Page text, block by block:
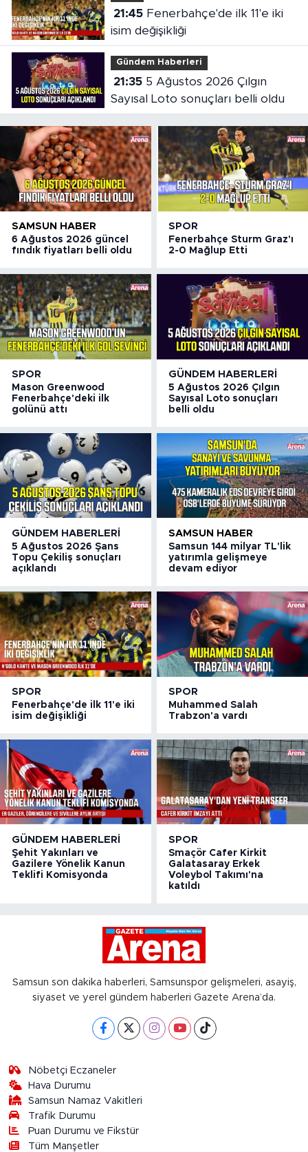
21:45Fenerbahçe'de ilk 11'e iki
isim değişikliği
Gündem Haberleri
21:355 Ağustos 2026 Çılgın
Sayısal Loto sonuçları belli oldu
SAMSUN HABER
6 Ağustos 2026 güncel
fındık fiyatları belli oldu
SPOR
Fenerbahçe Sturm Graz'ı
2-0 Mağlup Etti
SPOR
Mason Greenwood
Fenerbahçe'deki ilk
golünü attı
GÜNDEM HABERLERI
5 Ağustos 2026 Çılgın
Sayısal Loto sonuçları
belli oldu
GÜNDEM HABERLERI
5 Ağustos 2026 Şans
Topu Çekiliş sonuçları
açıklandı
SAMSUN HABER
Samsun 144 milyar TL'lik
yatırımla gelişmeye
devam ediyor
SPOR
Fenerbahçe'de ilk 11'e iki
isim değişikliği
SPOR
Muhammed Salah
Trabzon'a vardı
GÜNDEM HABERLERI
Şehit Yakınları ve
Gazilere Yönelik Kanun
Teklifi Komisyonda
SPOR
Smaçör Cafer Kirkit
Galatasaray Erkek
Voleybol Takımı'na
katıldı
Samsun son dakika haberleri, Samsunspor gelişmeleri, asayiş,
siyaset ve yerel gündem haberleri Gazete Arena’da.
Nöbetçi Eczaneler
Hava Durumu
Samsun Namaz Vakitleri
Trafik Durumu
Puan Durumu ve Fikstür
Tüm Manşetler